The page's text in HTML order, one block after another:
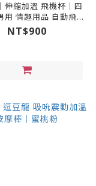
伸縮加溫 飛機杯｜四
用 情趣用品 自動飛機
杯
NT$900